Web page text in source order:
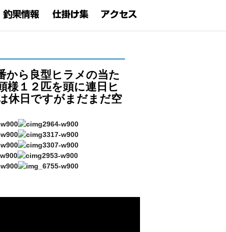
から良型ヒラメの当た
様１２匹を頭に連日ヒ
休日ですがまだまだ空